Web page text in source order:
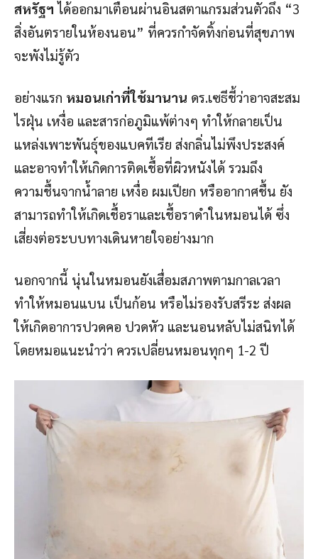
สหรัฐฯ ได้ออกมาเตือนผ่านอินสตาแกรมส่วนตัวถึง “3
สิ่งอันตรายในห้องนอน” ที่ควรกำจัดทิ้งก่อนที่สุขภาพ
จะพังไม่รู้ตัว
อย่างแรก หมอนเก่าที่ใช้มานาน ดร.เซธีชี้ว่าอาจสะสม
ไรฝุ่น เหงื่อ และสารก่อภูมิแพ้ต่างๆ ทำให้กลายเป็น
แหล่งเพาะพันธุ์ของแบคทีเรีย ส่งกลิ่นไม่พึงประสงค์
และอาจทำให้เกิดการติดเชื้อที่ผิวหนังได้ รวมถึง
ความชื้นจากน้ำลาย เหงื่อ ผมเปียก หรืออากาศชื้น ยัง
สามารถทำให้เกิดเชื้อราและเชื้อราดำในหมอนได้ ซึ่ง
เสี่ยงต่อระบบทางเดินหายใจอย่างมาก
นอกจากนี้ นุ่นในหมอนยังเสื่อมสภาพตามกาลเวลา
ทำให้หมอนแบน เป็นก้อน หรือไม่รองรับสรีระ ส่งผล
ให้เกิดอาการปวดคอ ปวดหัว และนอนหลับไม่สนิทได้
โดยหมอแนะนำว่า ควรเปลี่ยนหมอนทุกๆ 1-2 ปี